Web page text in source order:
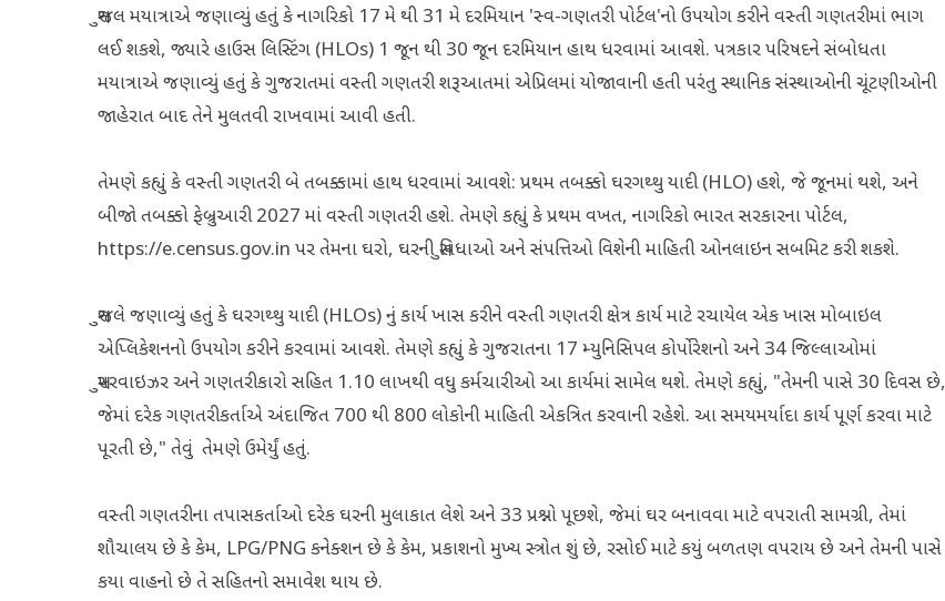
સુજલ મયાત્રાએ જણાવ્યું હતું કે નાગરિકો 17 મે થી 31 મે દરમિયાન 'સ્વ-ગણતરી પોર્ટલ'નો ઉપયોગ કરીને વસ્તી ગણતરીમાં ભાગ
લઈ શકશે, જ્યારે હાઉસ લિસ્ટિંગ (HLOs) 1 જૂન થી 30 જૂન દરમિયાન હાથ ધરવામાં આવશે. પત્રકાર પરિષદને સંબોધતા
મયાત્રાએ જણાવ્યું હતું કે ગુજરાતમાં વસ્તી ગણતરી શરૂઆતમાં એપ્રિલમાં યોજાવાની હતી પરંતુ સ્થાનિક સંસ્થાઓની ચૂંટણીઓની
જાહેરાત બાદ તેને મુલતવી રાખવામાં આવી હતી.
તેમણે કહ્યું કે વસ્તી ગણતરી બે તબક્કામાં હાથ ધરવામાં આવશે: પ્રથમ તબક્કો ઘરગથ્થુ યાદી (HLO) હશે, જે જૂનમાં થશે, અને
બીજો તબક્કો ફેબ્રુઆરી 2027 માં વસ્તી ગણતરી હશે. તેમણે કહ્યું કે પ્રથમ વખત, નાગરિકો ભારત સરકારના પોર્ટલ,
https://e.census.gov.in પર તેમના ઘરો, ઘરની સુવિધાઓ અને સંપત્તિઓ વિશેની માહિતી ઓનલાઇન સબમિટ કરી શકશે.
સુજલે જણાવ્યું હતું કે ઘરગથ્થુ યાદી (HLOs) નું કાર્ય ખાસ કરીને વસ્તી ગણતરી ક્ષેત્ર કાર્ય માટે રચાયેલ એક ખાસ મોબાઇલ
એપ્લિકેશનનો ઉપયોગ કરીને કરવામાં આવશે. તેમણે કહ્યું કે ગુજરાતના 17 મ્યુનિસિપલ કોર્પોરેશનો અને 34 જિલ્લાઓમાં
સુપરવાઇઝર અને ગણતરીકારો સહિત 1.10 લાખથી વધુ કર્મચારીઓ આ કાર્યમાં સામેલ થશે. તેમણે કહ્યું, "તેમની પાસે 30 દિવસ છે,
જેમાં દરેક ગણતરીકર્તાએ અંદાજિત 700 થી 800 લોકોની માહિતી એકત્રિત કરવાની રહેશે. આ સમયમર્યાદા કાર્ય પૂર્ણ કરવા માટે
પૂરતી છે," તેવું તેમણે ઉમેર્યું હતું.
વસ્તી ગણતરીના તપાસકર્તાઓ દરેક ઘરની મુલાકાત લેશે અને 33 પ્રશ્નો પૂછશે, જેમાં ઘર બનાવવા માટે વપરાતી સામગ્રી, તેમાં
શૌચાલય છે કે કેમ, LPG/PNG કનેક્શન છે કે કેમ, પ્રકાશનો મુખ્ય સ્ત્રોત શું છે, રસોઈ માટે કયું બળતણ વપરાય છે અને તેમની પાસે
કયા વાહનો છે તે સહિતનો સમાવેશ થાય છે.